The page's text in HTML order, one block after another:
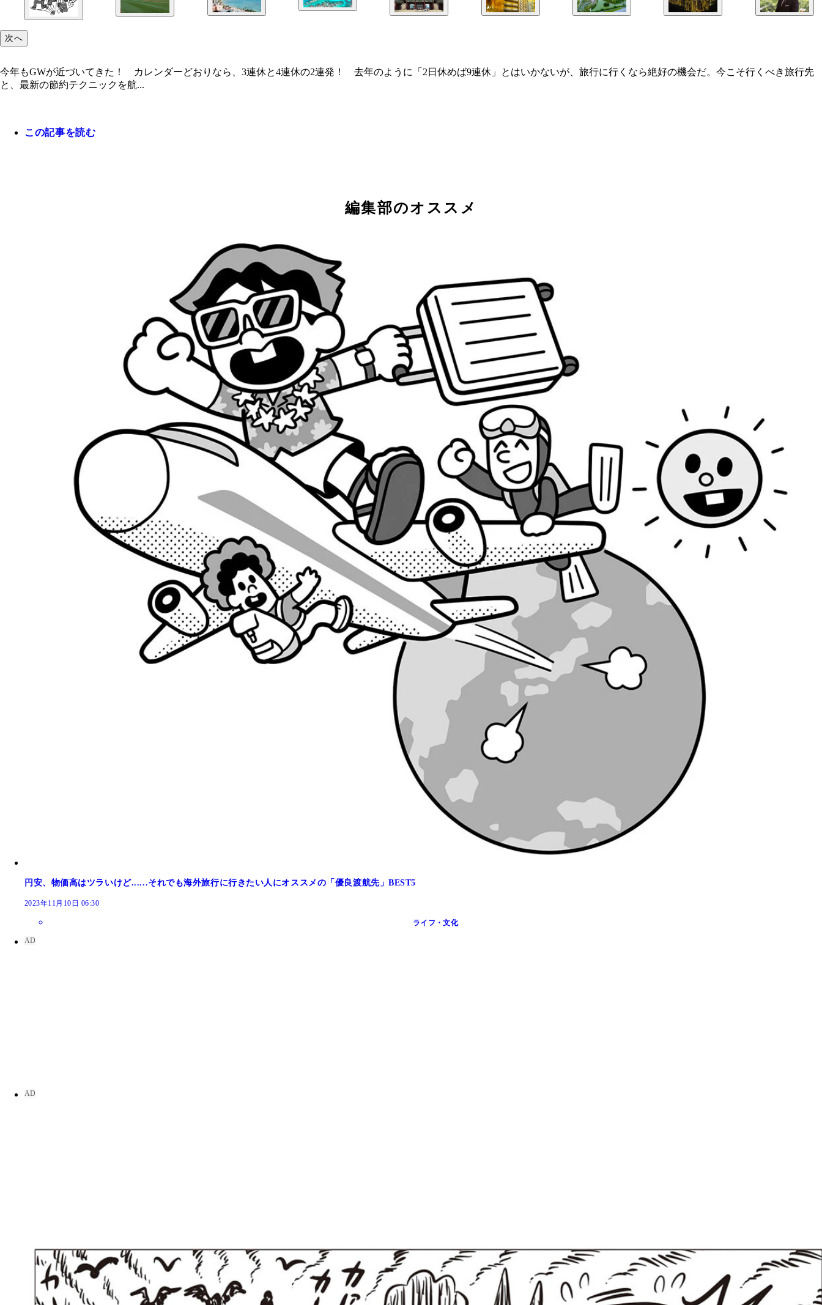
今こそ行くべき旅行先と、最新の節約テクニックを伝授！
ロサンゼルス （アメリカ）大谷翔平選手の本拠地「ドジャースタジアム」【往復航空券目安（5/3～7）】・14万3010円（ユナイテッド航空／羽田）・15万8162円（ZIPAIR／成
ホノルル（アメリカ）海水浴客でにぎわう、常夏の「ワイキキビーチ」【往復航空券目安（5/3～7）】・9万9310円（ANA／成田） ・10万3980円（ZIPAIR／成田） ・11万
ケアンズ （オーストラリア）「グレートバリアリーフ」に広がるサンゴ礁【往復航空券目安（5/3～6）】・6万5259円（ジェットスター航空／成田） ・10万7320円（ヴァージ
ーストラリア航空／成田）
ソウル（韓国）1395年創建の古宮「景福宮（キョンボックン）」【往復航空券目安（4/27～29）】・4万4890円（エアソウル／成田） ・4万7620円（チェジュ航空／成田）
バンコク（タイ）王室寺院「ワットポー」の黄金の釈迦像【往復航空券目安（4/27～30）】・9万9440円（AirJapan／成田） ・10万5510円（エアアジア／成田）
シンガポール（シンガポール）世界遺産の植物園「ガーデンズ・バイ・ザ・ベイ」【往復航空券目安（4/27～30）】・7万8538円（AirJapan／成田） ・9万2780円（ZIPAIR／成
香港（中国）「ビクトリア・ピーク（太平山）」から望む夜景 【往復航空券目安（4/27～29）】・4万9850円（香港エクスプレス／成田） ・6万1430円（グレーターベイ航空
航空・旅行アナリスト 鳥海高太朗氏
次へ
今年もGWが近づいてきた！ カレンダーどおりなら、3連休と4連休の2連発！ 去年のように「2日休めば9連休」とはいかないが、旅行に行くなら絶好の機会だ。今こそ行くべき旅行先
と、最新の節約テクニックを航...
この記事を読む
編集部のオススメ
円安、物価高はツラいけど......それでも海外旅行に行きたい人にオススメの「優良渡航先」BEST5
2023年11月10日 06:30
ライフ・文化